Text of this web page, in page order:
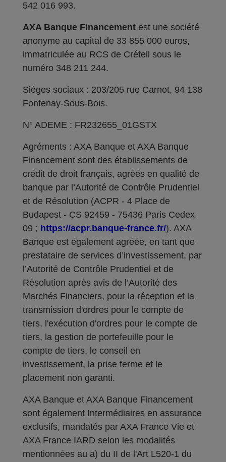
542 016 993.
AXA Banque Financement est une société
anonyme au capital de 33 855 000 euros,
immatriculée au RCS de Créteil sous le
numéro 348 211 244.
Sièges sociaux : 203/205 rue Carnot, 94 138
Fontenay-Sous-Bois.
N° ADEME : FR232655_01GSTX
Agréments : AXA Banque et AXA Banque
Financement sont des établissements de
crédit de droit français, agréés en qualité de
banque par l’Autorité de Contrôle Prudentiel
et de Résolution (ACPR - 4 Place de
Budapest - CS 92459 - 75436 Paris Cedex
09 ; https://acpr.banque-france.fr/). AXA
Banque est également agréée, en tant que
prestataire de services d’investissement, par
l’Autorité de Contrôle Prudentiel et de
Résolution après avis de l’Autorité des
Marchés Financiers, pour la réception et la
transmission d'ordres pour le compte de
tiers, l'exécution d'ordres pour le compte de
tiers, la gestion de portefeuille pour le
compte de tiers, le conseil en
investissement, la prise ferme et le
placement non garanti.
AXA Banque et AXA Banque Financement
sont également Intermédiaires en assurance
exclusifs, mandatés par AXA France Vie et
AXA France IARD selon les modalités
mentionnées au a) du II de l'Art L520-1 du